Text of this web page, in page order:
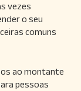
vezes
o seu
comuns
ao montante
pessoas